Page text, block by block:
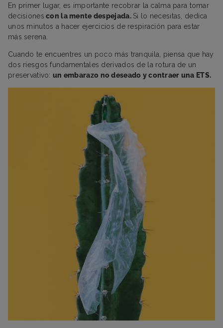
En primer lugar, es importante recobrar la calma para tomar
decisiones con la mente despejada. Si lo necesitas, dedica
unos minutos a hacer ejercicios de respiración para estar
más serena.
Cuando te encuentres un poco más tranquila, piensa que hay
dos riesgos fundamentales derivados de la rotura de un
preservativo:un embarazo no deseado y contraer una ETS.